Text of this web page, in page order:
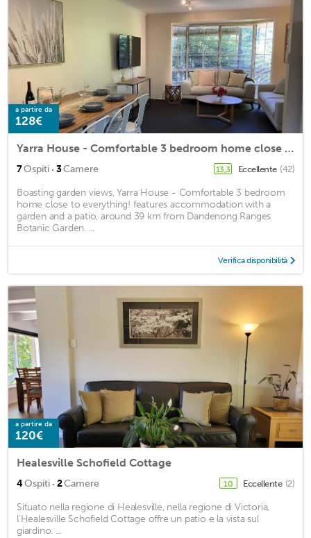
a partire da
128€
Yarra House - Comfortable 3 bedroom home close to everything!
7Ospiti · 3Camere 13,3 Eccellente (42)
Boasting garden views, Yarra House - Comfortable 3 bedroom
home close to everything! features accommodation with a
garden and a patio, around 39 km from Dandenong Ranges
Botanic Garden. ...
Verifica disponibilità
a partire da
120€
Healesville Schofield Cottage
4Ospiti · 2Camere 10 Eccellente (2)
Situato nella regione di Healesville, nella regione di Victoria,
l'Healesville Schofield Cottage offre un patio e la vista sul
giardino. ...